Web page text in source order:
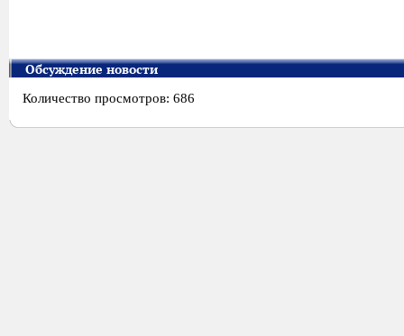
Обсуждение новости
Количество просмотров: 686